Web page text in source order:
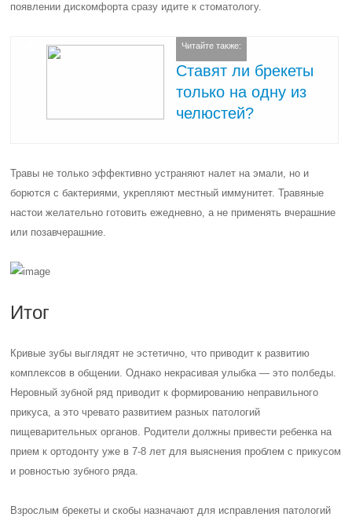
появлении дискомфорта сразу идите к стоматологу.
Читайте также:
Ставят ли брекеты
только на одну из
челюстей?
Травы не только эффективно устраняют налет на эмали, но и
борются с бактериями, укрепляют местный иммунитет. Травяные
настои желательно готовить ежедневно, а не применять вчерашние
или позавчерашние.
Итог
Кривые зубы выглядят не эстетично, что приводит к развитию
комплексов в общении. Однако некрасивая улыбка — это полбеды.
Неровный зубной ряд приводит к формированию неправильного
прикуса, а это чревато развитием разных патологий
пищеварительных органов. Родители должны привести ребенка на
прием к ортодонту уже в 7-8 лет для выяснения проблем с прикусом
и ровностью зубного ряда.
Взрослым брекеты и скобы назначают для исправления патологий